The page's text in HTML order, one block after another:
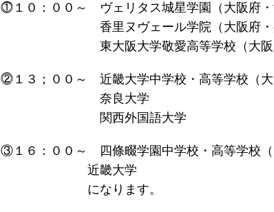
⓵１０：００～ ヴェリタス城星学園（大阪府・
香里ヌヴェール学院（大阪府・共
東大阪大学敬愛高等学校（大阪府
⓶１３；００～ 近畿大学中学校・高等学校（大
奈良大学
関西外国語大学
③１６：００～ 四條畷学園中学校・高等学校（
近畿大学
になります。